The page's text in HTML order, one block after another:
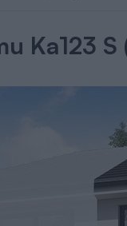
Ka123